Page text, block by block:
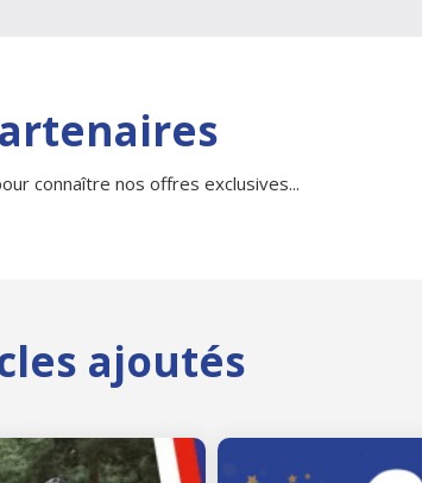
connaître nos offres exclusives...
ajoutés